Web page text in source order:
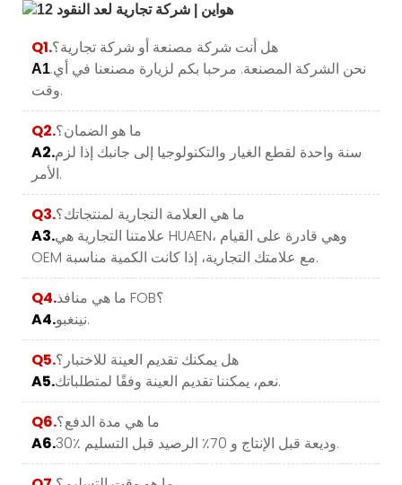
Q1.هل أنت شركة مصنعة أو شركة تجارية؟
A1.نحن الشركة المصنعة. مرحبا بكم لزيارة مصنعنا في أي
وقت.
Q2.ما هو الضمان؟
A2.سنة واحدة لقطع الغيار والتكنولوجيا إلى جانبك إذا لزم
الأمر.
Q3.ما هي العلامة التجارية لمنتجاتك؟
A3.علامتنا التجارية هي HUAEN، وهي قادرة على القيام
OEM مع علامتك التجارية، إذا كانت الكمية مناسبة.
Q4.
ما هي منافذ FOB؟
A4.
نينغبو.
Q5.هل يمكنك تقديم العينة للاختبار؟
A5.
نعم، يمكننا تقديم العينة وفقًا لمتطلباتك.
Q6.ما هي مدة الدفع؟
A6.
30٪ وديعة قبل الإنتاج و 70٪ الرصيد قبل التسليم.